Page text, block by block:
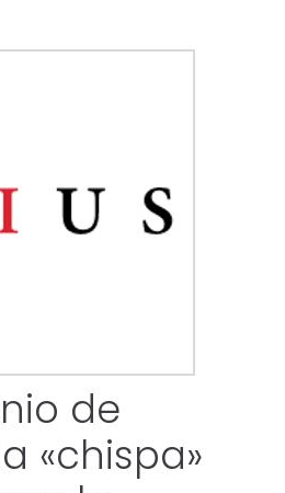
de
«chispa»